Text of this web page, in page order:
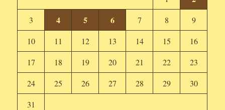
3 4 5 6 7 8
9
10
11 12 13 14 15
16
17
18 19 20 21 22
23
24
25 26 27 28 29
30
31